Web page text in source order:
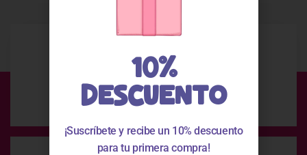
Envío Gratis
En compras superiores a 49 €
10%
DESCUENTO
¡Suscríbete y recibe un 10% descuento
para tu primera compra!